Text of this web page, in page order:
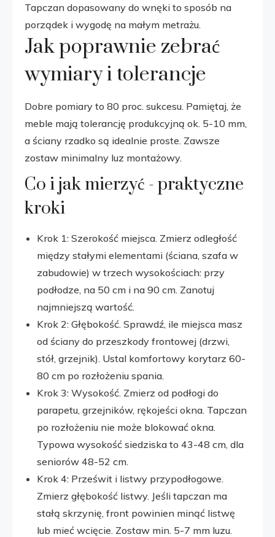
Tapczan dopasowany do wnęki to sposób na
porządek i wygodę na małym metrażu.
Jak poprawnie zebrać
wymiary i tolerancje
Dobre pomiary to 80 proc. sukcesu. Pamiętaj, że
meble mają tolerancję produkcyjną ok. 5-10 mm,
a ściany rzadko są idealnie proste. Zawsze
zostaw minimalny luz montażowy.
Co i jak mierzyć - praktyczne
kroki
Krok 1: Szerokość miejsca. Zmierz odległość
między stałymi elementami (ściana, szafa w
zabudowie) w trzech wysokościach: przy
podłodze, na 50 cm i na 90 cm. Zanotuj
najmniejszą wartość.
Krok 2: Głębokość. Sprawdź, ile miejsca masz
od ściany do przeszkody frontowej (drzwi,
stół, grzejnik). Ustal komfortowy korytarz 60-
80 cm po rozłożeniu spania.
Krok 3: Wysokość. Zmierz od podłogi do
parapetu, grzejników, rękojeści okna. Tapczan
po rozłożeniu nie może blokować okna.
Typowa wysokość siedziska to 43-48 cm, dla
seniorów 48-52 cm.
Krok 4: Prześwit i listwy przypodłogowe.
Zmierz głębokość listwy. Jeśli tapczan ma
stałą skrzynię, front powinien minąć listwę
lub mieć wcięcie. Zostaw min. 5-7 mm luzu.